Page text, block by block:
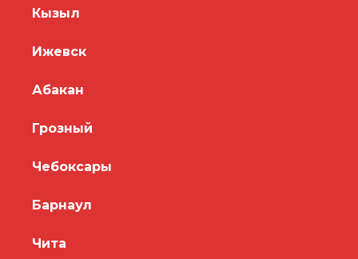
Кызыл
Ижевск
Абакан
Грозный
Чебоксары
Барнаул
Чита